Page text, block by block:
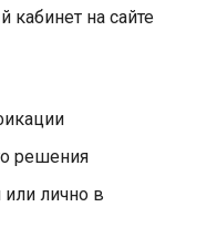
кабинет на сайте
решения
лично в